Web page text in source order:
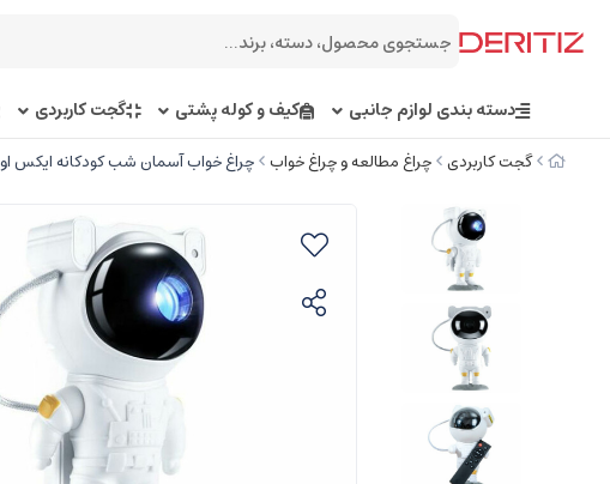
دسته بندی لوازم جانبی کیف و کوله پشتی گجت کاربردی
گجت کاربردی چراغ مطالعه و چراغ خواب چراغ خواب آسمان شب کودکانه ایکس او XO-CF1 Astronaut Starry Sky Projector